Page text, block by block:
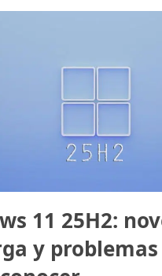
11 25H2:
y